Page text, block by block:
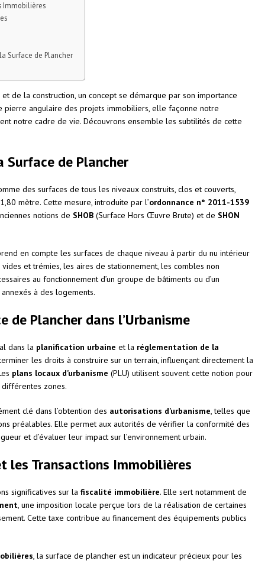
Immobilières
Surface de Plancher
de la construction, un concept se démarque par son importance
pierre angulaire des projets immobiliers, elle façonne notre
notre cadre de vie. Découvrons ensemble les subtilités de cette
de Plancher
des surfaces de tous les niveaux construits, clos et couverts,
mètre. Cette mesure, introduite par l’ordonnance n° 2011-1539
notions de SHOB (Surface Hors Œuvre Brute) et de SHON
en compte les surfaces de chaque niveau à partir du nu intérieur
et trémies, les aires de stationnement, les combles non
au fonctionnement d’un groupe de bâtiments ou d’un
à des logements.
de Plancher dans l’Urbanisme
dans la planification urbaine et la réglementation de la
les droits à construire sur un terrain, influençant directement la
plans locaux d’urbanisme (PLU) utilisent souvent cette notion pour
zones.
clé dans l’obtention des autorisations d’urbanisme, telles que
préalables. Elle permet aux autorités de vérifier la conformité des
et d’évaluer leur impact sur l’environnement urbain.
les Transactions Immobilières
significatives sur la fiscalité immobilière. Elle sert notamment de
, une imposition locale perçue lors de la réalisation de certaines
Cette taxe contribue au financement des équipements publics
, la surface de plancher est un indicateur précieux pour les